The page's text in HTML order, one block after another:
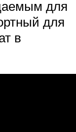
для
для
в